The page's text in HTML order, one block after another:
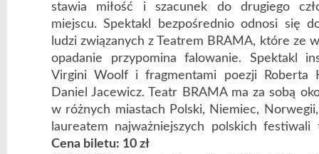
stawia miłość i szacunek do drugiego
miejscu. Spektakl bezpośrednio odnosi się
ludzi związanych z Teatrem BRAMA, które ze
opadanie przypomina falowanie. Spektakl
Virgini Woolf i fragmentami poezji Roberta
Daniel Jacewicz. Teatr BRAMA ma za sobą
w różnych miastach Polski, Niemiec,
laureatem najważniejszych polskich
Cena biletu: 10 zł